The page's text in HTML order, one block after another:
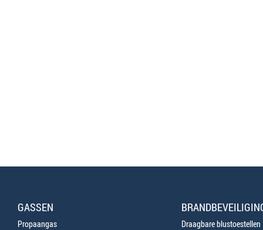
GASSEN
Propaangas
Draagbare blustoestellen